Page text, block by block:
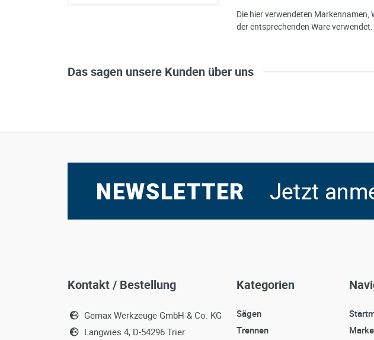
Die hier verwendeten
der entsprechenden Ware
Das sagen unsere Kunden über uns
Kontakt / Bestellung
Gemax Werkzeuge GmbH & Co. KG
Langwies 4, D-54296 Trier
Kategorien
Sägen
Trennen